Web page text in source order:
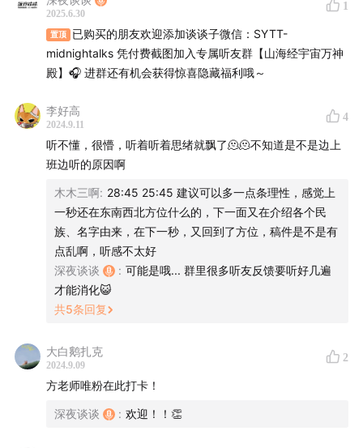
夷化的商人、华夏人、夏朝人等共同编写，文化传承不一
样的结果？方老师根据自己的脑洞与《说文解字》等古籍
为大家一一梳理，更多精彩请收听本期的《山海经宇宙漫
游指南》！
Timeline
00:06:25山海经的叙事方向与逻辑
00:13:37不同文化的民族和部落共同编撰？
00:17:25三星堆中的青铜神树与扶桑传说
00:21:37东夷部族和华夏部族不同的信仰
00:36:57专门观察天象来立法定时的官职
00:45:51西汉的行政州以二十八星宿来划分？
00:55:50招摇之山竟然是古人的北斗指航？
01:04:10易经的构成与起源
2025.6.30
1
置顶
已购买的朋友欢迎添加谈谈子微信：SYTT-
midnightalks 凭付费截图加入专属听友群【山海经宇宙万神
殿】🎧 进群还有机会获得惊喜隐藏福利哦～
李好高
2024.9.11
4
听不懂，很懵，听着听着思绪就飘了🫠🫠不知道是不是边上
班边听的原因啊
木木三啊: 28:45 25:45 建议可以多一点条理性，感觉上
一秒还在东南西北方位什么的，下一面又在介绍各个民
族、名字由来，在下一秒，又回到了方位，稿件是不是有
点乱啊，听感不太好
深夜谈谈
: 可能是哦... 群里很多听友反馈要听好几遍
才能消化😺
共5条回复
大白鹅扎克
2024.9.09
2
方老师唯粉在此打卡！
深夜谈谈 : 欢迎！！👏